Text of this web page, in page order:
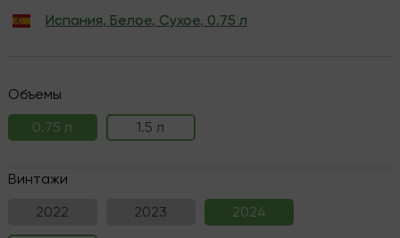
Испания, Белое, Сухое, 0.75 л
Объемы
0.75 л
1.5 л
Винтажи
2022
2023 2024